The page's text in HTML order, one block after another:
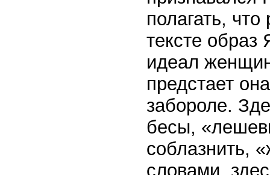
полагать,
тексте
идеал
предстает
забороле.
бесы,
соблазнить,
словами,